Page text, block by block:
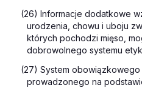
(26) Informacje dodatkowe
urodzenia, chowu i uboju
których pochodzi mięso,
dobrowolnego systemu
(27) System obowiązkowego
prowadzonego na